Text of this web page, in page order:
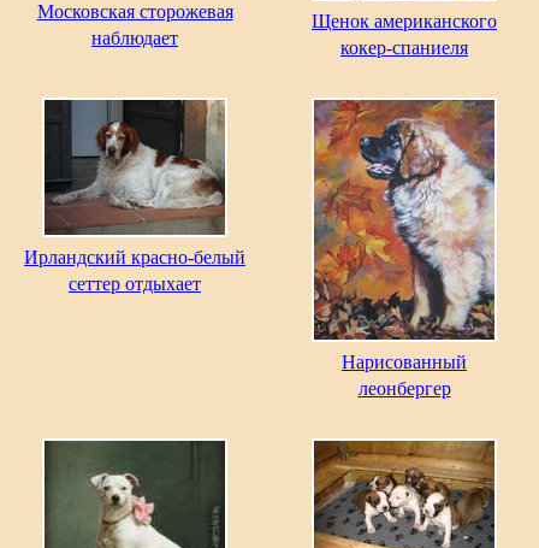
Московская сторожевая
наблюдает
Щенок американского
кокер-спаниеля
Ирландский красно-белый
сеттер отдыхает
Нарисованный
леонбергер